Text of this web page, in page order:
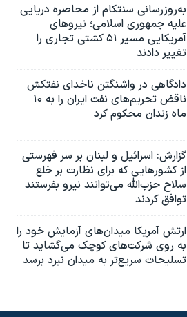
به‌روزرسانی سنتکام از محاصره دریایی
علیه جمهوری اسلامی؛ نیروهای
آمریکایی مسیر ۵۱ کشتی تجاری را
تغییر دادند
دادگاهی در واشنگتن ناخدای نفتکش
ناقض تحریم‌های نفت ایران را به ۱۰
ماه زندان محکوم کرد
گزارش‌: اسرائيل و لبنان بر سر فهرستی
از کشورهایی که برای نظارت بر خلع
سلاح حزب‌الله می‌توانند نیرو بفرستند
توافق کردند
ارتش آمریکا میدان‌های آزمایش خود را
به روی شرکت‌های کوچک می‌گشاید تا
تسلیحات سریع‌تر به میدان نبرد برسد